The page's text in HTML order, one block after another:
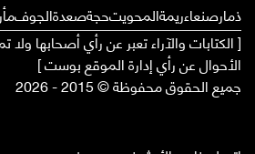
ذمارصنعاءريمةالمحويتحجةصعدةالجوف
[ الكتابات والآراء تعبر عن رأي أصحابها
الأحوال عن رأي إدارة الموقع بوست ]
جميع الحقوق محفوظة © 2015 - 2026